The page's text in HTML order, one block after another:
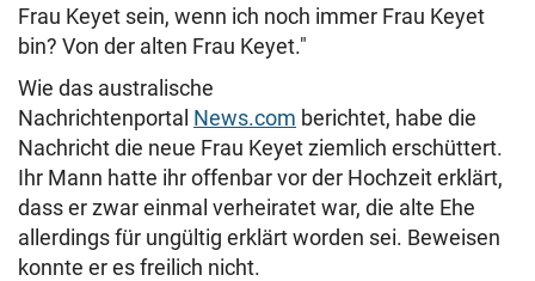
Frau Keyet sein, wenn ich noch immer Frau Keyet
bin? Von der alten Frau Keyet."
Wie das australische
Nachrichtenportal News.com berichtet, habe die
Nachricht die neue Frau Keyet ziemlich erschüttert.
Ihr Mann hatte ihr offenbar vor der Hochzeit erklärt,
dass er zwar einmal verheiratet war, die alte Ehe
allerdings für ungültig erklärt worden sei. Beweisen
konnte er es freilich nicht.